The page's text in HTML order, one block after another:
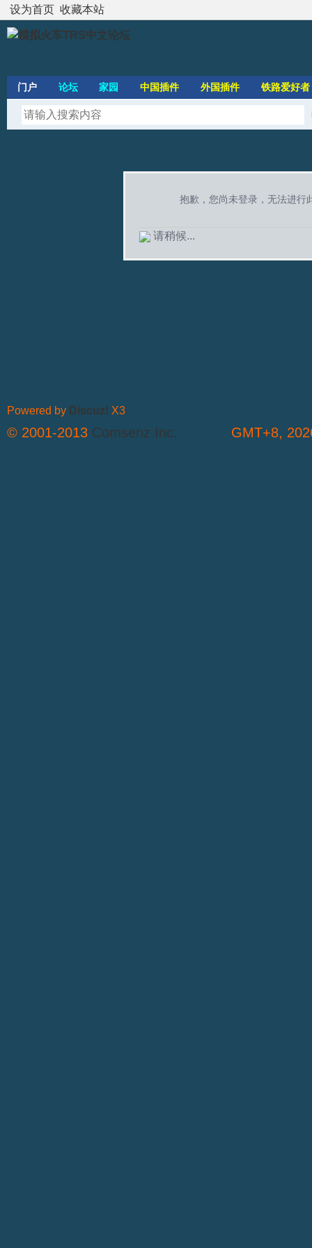
设为首页 收藏本站
门户 论坛 家园 中国插件 外国插件 铁路爱好者
抱歉，您尚未登录，无法进行
请稍候...
GMT+8,
Powered by Discuz! X3
© 2001-2013 Comsenz Inc.